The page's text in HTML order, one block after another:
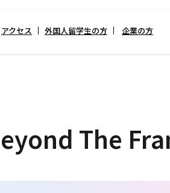
アクセス 外国人留学生の方 企業の方
The